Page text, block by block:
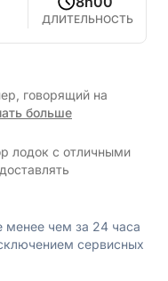
ДЛИТЕЛЬНОСТЬ
говорящий на
больше
лодок с отличными
менее чем за 24 часа
сервисных